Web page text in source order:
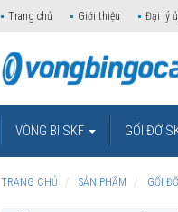
Trang chủ Giới thiệu Đại lý
VÒNG BI SKF GỐI ĐỠ
TRANG CHỦ SẢN PHẨM GỐI